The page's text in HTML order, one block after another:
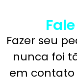
Fazer seu
nunca foi
em contato